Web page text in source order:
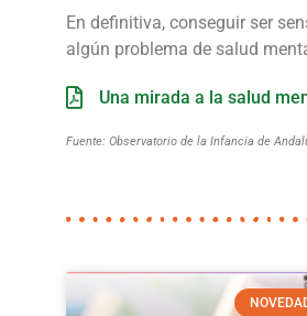
En definitiva, conseguir ser
algún problema de salud
Una mirada a la salud
Fuente: Observatorio de la Infancia de